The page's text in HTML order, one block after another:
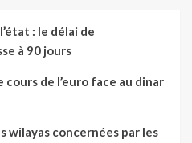
: le délai de
à 90 jours
de l’euro face au dinar
wilayas concernées par les